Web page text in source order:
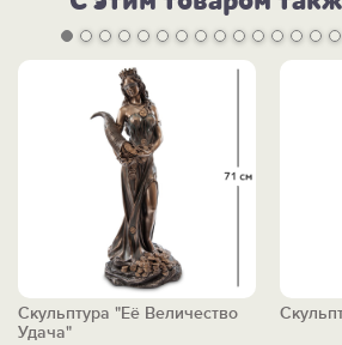
Скульптура "Её Величество
Удача"